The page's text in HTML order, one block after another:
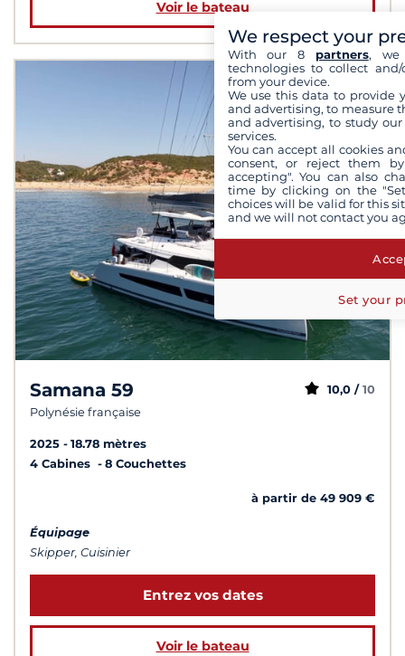
Voir le bateau
Samana 59
Polynésie française
10,0 / 10
2025
18.78 mètres
4 Cabines
8 Couchettes
à partir de 49 909 €
Équipage
Skipper, Cuisinier
Entrez vos dates
Voir le bateau
We respect your
With our 8 partners, we
technologies to collect
from your device.
We use this data to provide
and advertising, to measure
and advertising, to study
services.
You can accept all cookies
consent, or reject them
accepting". You can also
time by clicking on the
choices will be valid for this
and we will not contact you
Set your